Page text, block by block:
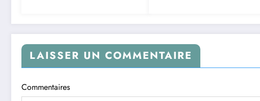
LAISSER UN COMMENTAIRE
Commentaires